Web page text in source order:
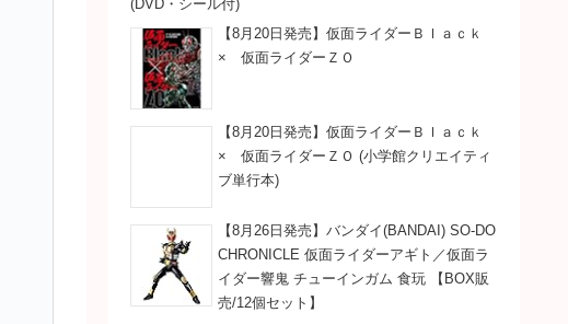
(DVD・シール付)
【8月20日発売】仮面ライダーＢｌａｃｋ
× 仮面ライダーＺＯ
【8月20日発売】仮面ライダーＢｌａｃｋ
× 仮面ライダーＺＯ (小学館クリエイティ
ブ単行本)
【8月26日発売】バンダイ(BANDAI) SO-DO
CHRONICLE 仮面ライダーアギト／仮面ラ
イダー響鬼 チューインガム 食玩 【BOX販
売/12個セット】